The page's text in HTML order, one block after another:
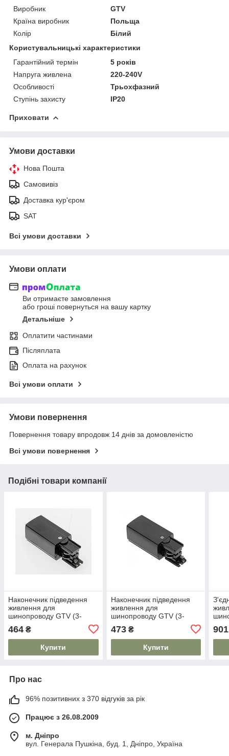
Виробник
GTV
Країна виробник
Польща
Колір
Білий
Користувальницькі характеристики
Гарантійний термін
5 років
Напруга живлена
220-240V
Особливості
Трьохфазний
Ступінь захисту
IP20
Приховати
Умови доставки
Нова Пошта
Самовивіз
Доставка кур'єром
SAT
Всі умови доставки
Умови оплати
Ви отримаєте замовлення
або гроші повернуться на вашу картку
Детальніше
Оплатити частинами
Післяплата
Оплата на рахунок
Всі умови оплати
Умови повернення
Повернення товару впродовж 14 днів за домовленістю
Всі умови повернення
Подібні товари компанії
Наконечник підведення
живлення для
шинопроводу GTV (3-
правий, чорний
464 ₴
Купити
Наконечник підведення
живлення для
шинопроводу GTV (3-
фазний) 98x35мм, лівий,
чорний
473₴
Купити
901
Про нас
96% позитивних з 370 відгуків за рік
Працює з 26.08.2009
м. Дніпро
вул. Генерала Пушкіна, буд. 1, Дніпро, Україна